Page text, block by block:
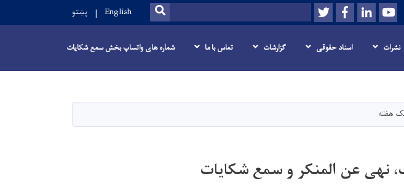
Youtube
LinkedIn
Facebook
Twitter
Search
SEARCH
English پښتو
نشرات اسناد حقوقی گزارشات تماس با ما شماره های واتساپ بخش سمع شکایات
هفته
نهی عن المنکر و سمع شکایات